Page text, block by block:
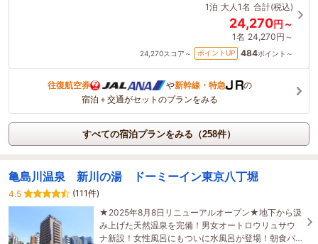
1泊 大人1名 合計(税込)
24,270円～
1名 24,270円～
24,270スコア～ ポイントUP 484ポイント～
往復航空券 や新幹線・特急
の
宿泊＋交通がセットのプランをみる
すべての宿泊プランをみる（258件）
亀島川温泉 新川の湯 ドーミーイン東京八丁堀
4.5
(111件)
★2025年8月8日リニューアルオープン★地下から汲
み上げた天然温泉を完備！男女オートロウリュサウ
ナ新設！女性風呂にもついに水風呂が登場！朝食バ